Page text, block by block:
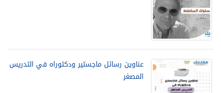
عناوين رسائل ماجستير ودكتوراه في التدريس
المصغر